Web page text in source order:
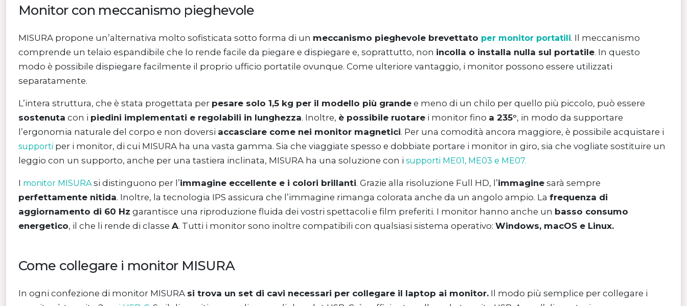
Monitor con meccanismo pieghevole
MISURA propone un’alternativa molto sofisticata sotto forma di un meccanismo pieghevole brevettato per monitor portatili. Il meccanismo
comprende un telaio espandibile che lo rende facile da piegare e dispiegare e, soprattutto, non incolla o installa nulla sul portatile. In questo
modo è possibile dispiegare facilmente il proprio ufficio portatile ovunque. Come ulteriore vantaggio, i monitor possono essere utilizzati
separatamente.
L’intera struttura, che è stata progettata per pesare solo 1,5 kg per il modello più grande e meno di un chilo per quello più piccolo, può essere
sostenuta con i piedini implementati e regolabili in lunghezza. Inoltre, è possibile ruotare i monitor fino a 235°, in modo da supportare
l’ergonomia naturale del corpo e non doversi accasciare come nei monitor magnetici. Per una comodità ancora maggiore, è possibile acquistare i
supporti per i monitor, di cui MISURA ha una vasta gamma. Sia che viaggiate spesso e dobbiate portare i monitor in giro, sia che vogliate sostituire un
leggio con un supporto, anche per una tastiera inclinata, MISURA ha una soluzione con i supporti ME01, ME03 e ME07.
I monitor MISURAsi distinguono per l’immagine eccellente e i colori brillanti. Grazie alla risoluzione Full HD, l’immagine sarà sempre
perfettamente nitida. Inoltre, la tecnologia IPS assicura che l’immagine rimanga colorata anche da un angolo ampio. La frequenza di
aggiornamento di 60 Hz garantisce una riproduzione fluida dei vostri spettacoli e film preferiti. I monitor hanno anche un basso consumo
energetico, il che li rende di classe A. Tutti i monitor sono inoltre compatibili con qualsiasi sistema operativo: Windows, macOS e Linux.
Come collegare i monitor MISURA
In ogni confezione di monitor MISURA si trova un set di cavi necessari per collegare il laptop ai monitor. Il modo più semplice per collegare i